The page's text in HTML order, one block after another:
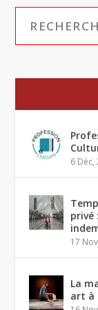
6 Déc,
privé
17
La
art à